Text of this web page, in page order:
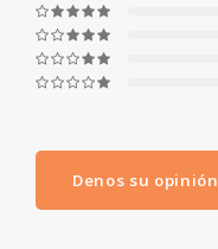
Denos su opinión